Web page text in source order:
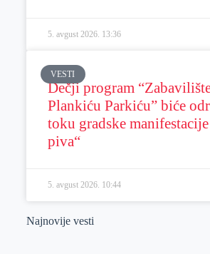
5. avgust 2026. 13:36
VESTI
Dečji program
Plankiću Parkiću” biće
toku gradske
piva“
5. avgust 2026. 10:44
Najnovije vesti